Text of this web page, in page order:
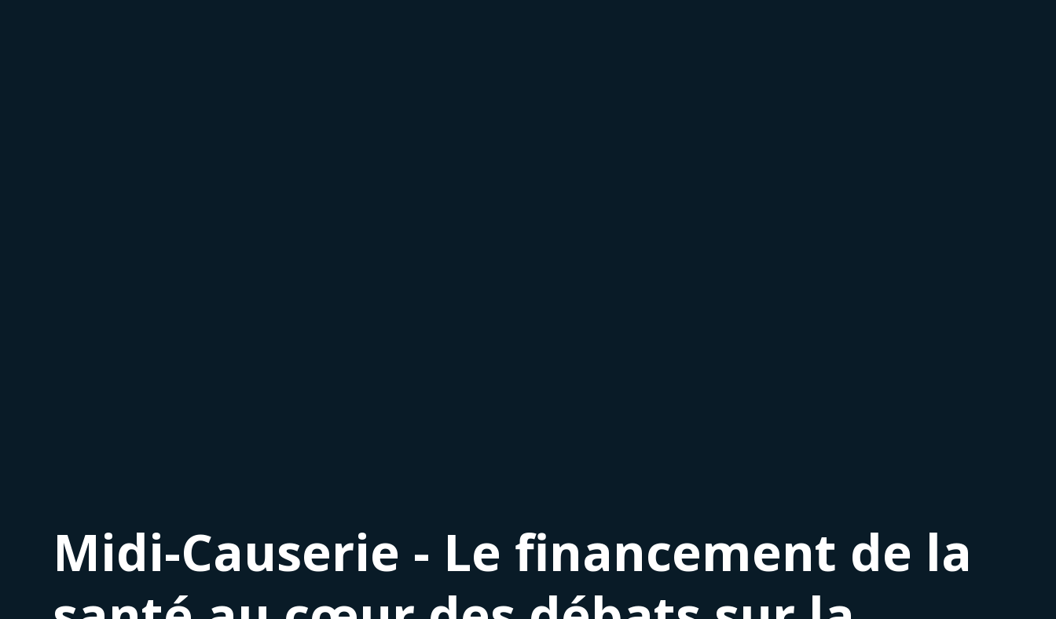
Midi-Causerie - Le financement de la